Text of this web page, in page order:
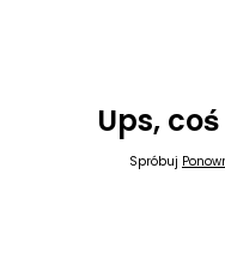
Ups,
Spróbuj